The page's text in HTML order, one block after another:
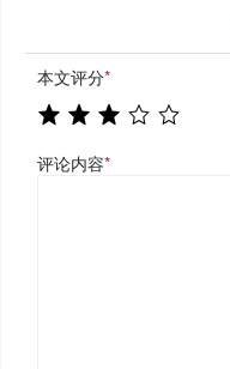
本文评分*
评论内容*